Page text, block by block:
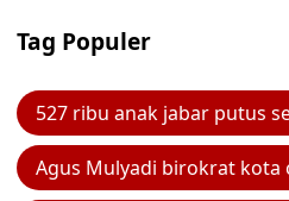
Tag Populer
527 ribu anak jabar putus
Agus Mulyadi birokrat kota